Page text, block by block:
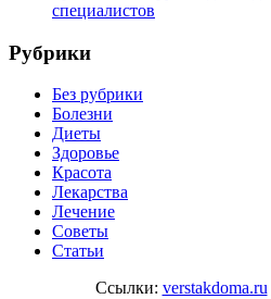
специалистов
Рубрики
Без рубрики
Болезни
Диеты
Здоровье
Красота
Лекарства
Лечение
Советы
Статьи
Ссылки: verstakdoma.ru